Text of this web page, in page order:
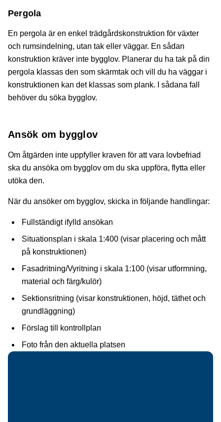
Pergola
En pergola är en enkel trädgårdskonstruktion för växter
och rumsindelning, utan tak eller väggar. En sådan
konstruktion kräver inte bygglov. Planerar du ha tak på din
pergola klassas den som skärmtak och vill du ha väggar i
konstruktionen kan det klassas som plank. I sådana fall
behöver du söka bygglov.
Ansök om bygglov
Om åtgärden inte uppfyller kraven för att vara lovbefriad
ska du ansöka om bygglov om du ska uppföra, flytta eller
utöka den.
När du ansöker om bygglov, skicka in följande handlingar:
Fullständigt ifylld ansökan
Situationsplan i skala 1:400 (visar placering och mått
på konstruktionen)
Fasadritning/Vyritning i skala 1:100 (visar utformning,
material och färg/kulör)
Sektionsritning (visar konstruktionen, höjd, täthet och
grundläggning)
Förslag till kontrollplan
Foto från den aktuella platsen